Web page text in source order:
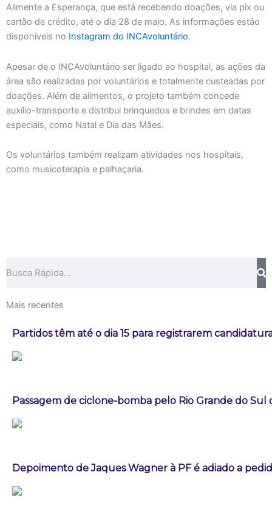
Alimente a Esperança, que está recebendo doações, via pix ou
cartão de crédito, até o dia 28 de maio. As informações estão
disponíveis no Instagram do INCAvoluntário.
Apesar de o INCAvoluntário ser ligado ao hospital, as ações da
área são realizadas por voluntários e totalmente custeadas por
doações. Além de alimentos, o projeto também concede
auxílio-transporte e distribui brinquedos e brindes em datas
especiais, como Natal e Dia das Mães.
Os voluntários também realizam atividades nos hospitais,
como musicoterapia e palhaçaria.
Mais recentes
Partidos têm até o dia 15 para registrarem
Passagem de ciclone-bomba pelo Rio Grande do
Depoimento de Jaques Wagner à PF é adiado a